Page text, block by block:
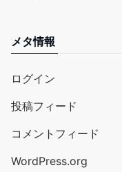
メタ情報
ログイン
投稿フィード
コメントフィード
WordPress.org